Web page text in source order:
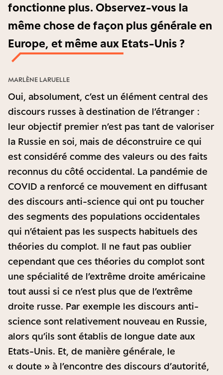
fonctionne plus. Observez-vous la
même chose de façon plus générale en
Europe, et même aux Etats-Unis ?
Oui, absolument, c’est un élément central des
discours russes à destination de l’étranger :
leur objectif premier n’est pas tant de valoriser
la Russie en soi, mais de déconstruire ce qui
est considéré comme des valeurs ou des faits
reconnus du côté occidental. La pandémie de
COVID a renforcé ce mouvement en diffusant
des discours anti-science qui ont pu toucher
des segments des populations occidentales
qui n’étaient pas les suspects habituels des
théories du complot. Il ne faut pas oublier
cependant que ces théories du complot sont
une spécialité de l’extrême droite américaine
tout aussi si ce n’est plus que de l’extrême
droite russe. Par exemple les discours anti-
science sont relativement nouveau en Russie,
alors qu’ils sont établis de longue date aux
Etats-Unis. Et, de manière générale, le
« doute » à l’encontre des discours d’autorité,
MARLÈNE LARUELLE